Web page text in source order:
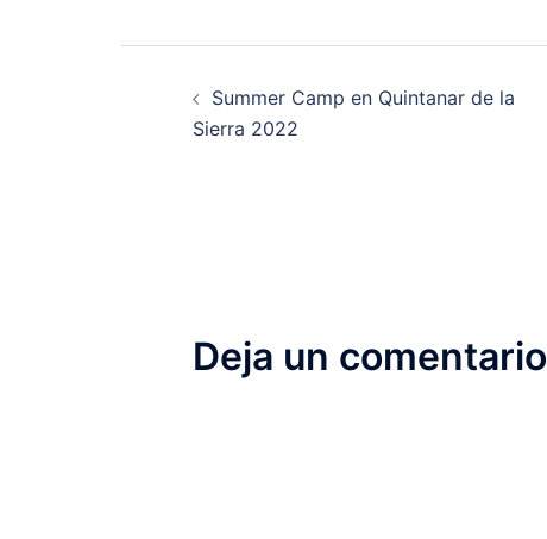
Summer Camp en Quintanar de la
Sierra 2022
Deja un comentario